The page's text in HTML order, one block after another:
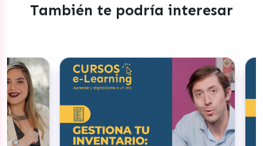
También te podría interesar